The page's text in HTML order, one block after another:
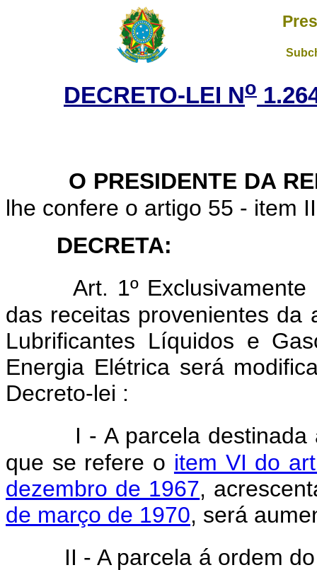
DECRETO-LEI No
O PRESIDENTE DA
lhe confere o artigo 55 - item
DECRETA:
Art. 1º
das receitas provenientes da
Lubrificantes Líquidos e
Energia Elétrica será
Decreto-lei :
I - A parcela
que se refere o item VI do
dezembro de 1967,
de março de 1970, será
II - A parcela á ordem